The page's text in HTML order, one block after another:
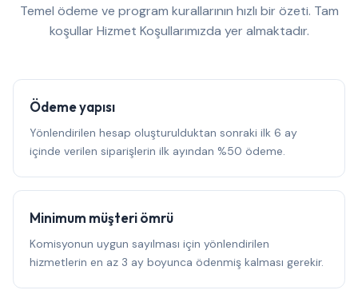
Temel ödeme ve program kurallarının hızlı bir özeti. Tam
koşullar Hizmet Koşullarımızda yer almaktadır.
Ödeme yapısı
Yönlendirilen hesap oluşturulduktan sonraki ilk 6 ay
içinde verilen siparişlerin ilk ayından %50 ödeme.
Minimum müşteri ömrü
Komisyonun uygun sayılması için yönlendirilen
hizmetlerin en az 3 ay boyunca ödenmiş kalması gerekir.